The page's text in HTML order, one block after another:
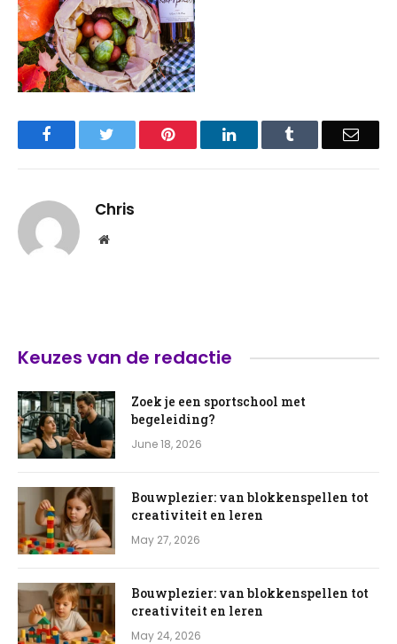
Facebook Pinterest LinkedIn Email
Chris
Website
Keuzes van de redactie
Zoek je een sportschool met
begeleiding?
June 18, 2026
Bouwplezier: van blokkenspellen tot
creativiteit en leren
May 27, 2026
Bouwplezier: van blokkenspellen tot
creativiteit en leren
May 24, 2026